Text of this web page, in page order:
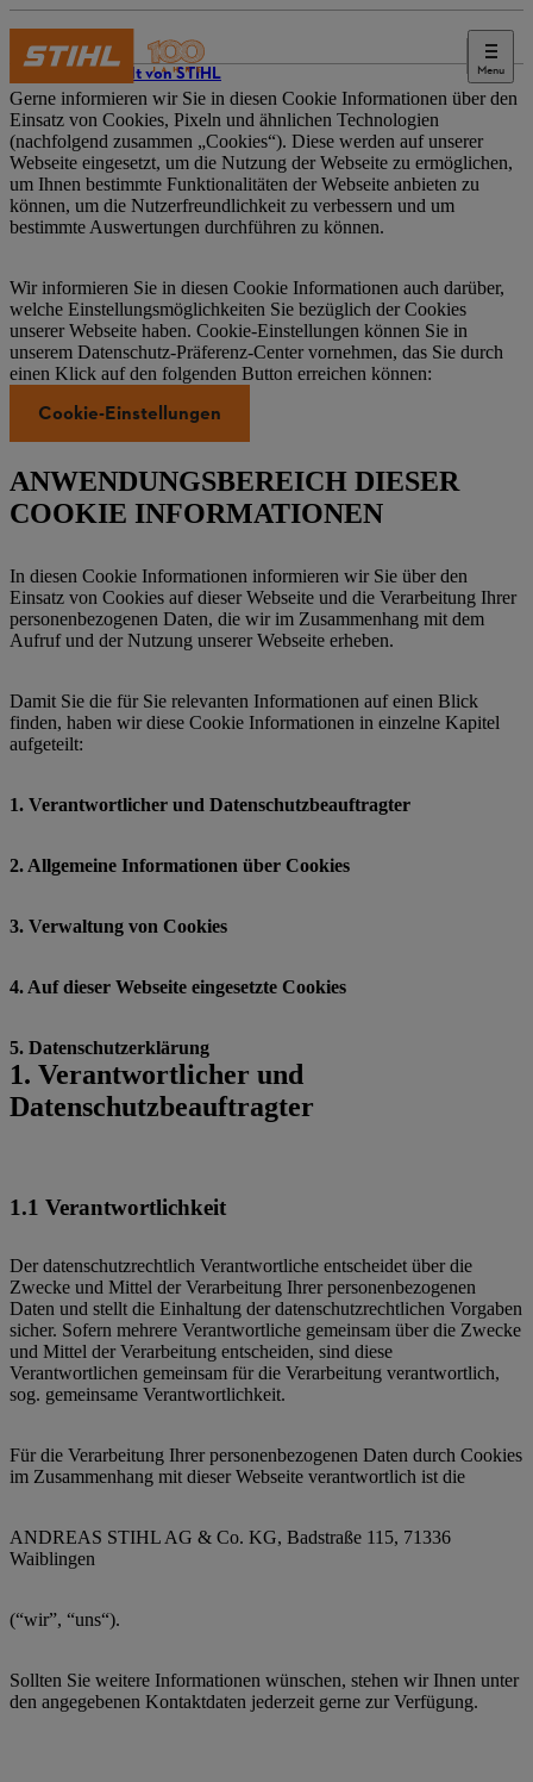
Menu
Die Welt von STIHL
Gerne informieren wir Sie in diesen Cookie Informationen über den
Einsatz von Cookies, Pixeln und ähnlichen Technologien
(nachfolgend zusammen „Cookies“). Diese werden auf unserer
Webseite eingesetzt, um die Nutzung der Webseite zu ermöglichen,
um Ihnen bestimmte Funktionalitäten der Webseite anbieten zu
können, um die Nutzerfreundlichkeit zu verbessern und um
bestimmte Auswertungen durchführen zu können.
Wir informieren Sie in diesen Cookie Informationen auch darüber,
welche Einstellungsmöglichkeiten Sie bezüglich der Cookies
unserer Webseite haben. Cookie-Einstellungen können Sie in
unserem Datenschutz-Präferenz-Center vornehmen, das Sie durch
einen Klick auf den folgenden Button erreichen können:
Cookie-Einstellungen
ANWENDUNGSBEREICH DIESER
COOKIE INFORMATIONEN
In diesen Cookie Informationen informieren wir Sie über den
Einsatz von Cookies auf dieser Webseite und die Verarbeitung Ihrer
personenbezogenen Daten, die wir im Zusammenhang mit dem
Aufruf und der Nutzung unserer Webseite erheben.
Damit Sie die für Sie relevanten Informationen auf einen Blick
finden, haben wir diese Cookie Informationen in einzelne Kapitel
aufgeteilt:
1. Verantwortlicher und Datenschutzbeauftragter
2. Allgemeine Informationen über Cookies
3. Verwaltung von Cookies
4. Auf dieser Webseite eingesetzte Cookies
5. Datenschutzerklärung
1. Verantwortlicher und
Datenschutzbeauftragter
1.1 Verantwortlichkeit
Der datenschutzrechtlich Verantwortliche entscheidet über die
Zwecke und Mittel der Verarbeitung Ihrer personenbezogenen
Daten und stellt die Einhaltung der datenschutzrechtlichen Vorgaben
sicher. Sofern mehrere Verantwortliche gemeinsam über die Zwecke
und Mittel der Verarbeitung entscheiden, sind diese
Verantwortlichen gemeinsam für die Verarbeitung verantwortlich,
sog. gemeinsame Verantwortlichkeit.
Für die Verarbeitung Ihrer personenbezogenen Daten durch Cookies
im Zusammenhang mit dieser Webseite verantwortlich ist die
ANDREAS STIHL AG & Co. KG, Badstraße 115, 71336
Waiblingen
(“wir”, “uns“).
Sollten Sie weitere Informationen wünschen, stehen wir Ihnen unter
den angegebenen Kontaktdaten jederzeit gerne zur Verfügung.